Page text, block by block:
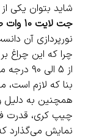
شاید بتوان یکی
جت لایت 10 وات صباترانس
نورپردازی آن
چرا که این چراغ
از 5
بنا که لازم است،
همچنین به دلیل
چیپ کری، قدرت
نمایش می‌گذارد